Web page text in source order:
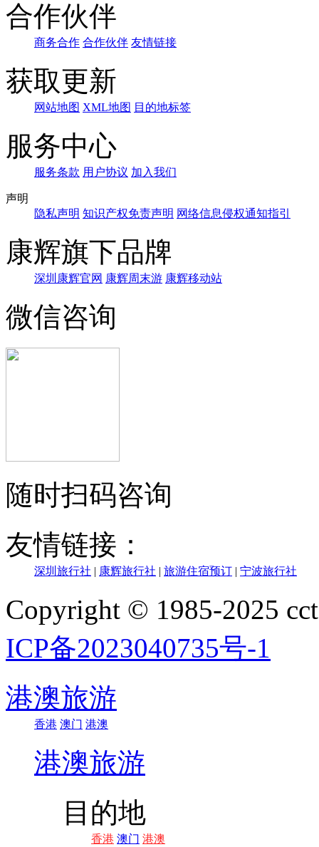
合作伙伴
商务合作 合作伙伴 友情链接
获取更新
网站地图 XML地图 目的地标签
服务中心
服务条款 用户协议 加入我们
声明
隐私声明 知识产权免责声明 网络信息侵权通知指引
康辉旗下品牌
深圳康辉官网 康辉周末游 康辉移动站
微信咨询
随时扫码咨询
友情链接：
深圳旅行社 | 康辉旅行社 | 旅游住宿预订 | 宁波旅行社
Copyright © 1985-2025
ICP备2023040735号-1
港澳旅游
香港 澳门 港澳
港澳旅游
目的地
香港 澳门 港澳